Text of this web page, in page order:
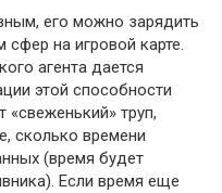
его можно зарядить
на игровой карте.
агента дается
этой способности
труп,
сколько времени
(время будет
Если время еще